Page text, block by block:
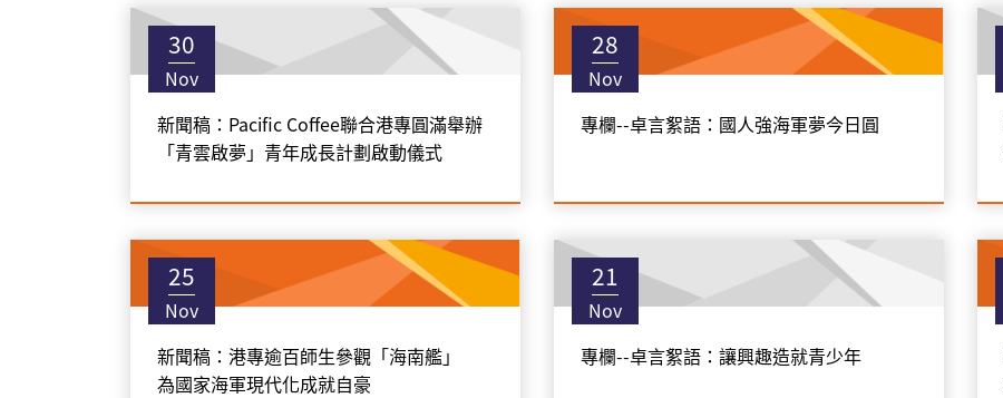
30
Nov
新聞稿：Pacific Coffee聯合港專圓滿舉辦
「青雲啟夢」青年成長計劃啟動儀式
28
Nov
專欄--卓言絮語：國人強海軍夢今日圓
25
Nov
新聞稿：港專逾百師生參觀「海南艦」
為國家海軍現代化成就自豪
21
Nov
專欄--卓言絮語：讓興趣造就青少年